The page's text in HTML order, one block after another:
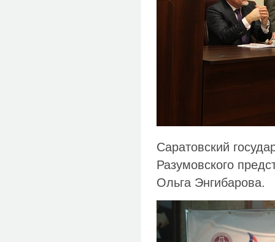
Саратовский
Разумовского
Ольга Энгибарова.